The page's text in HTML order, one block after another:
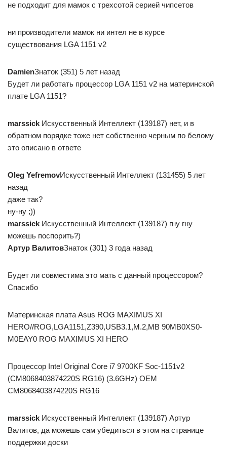
не подходит для мамок с трехсотой серией чипсетов
ни производители мамок ни интел не в курсе
существования LGA 1151 v2
DamienЗнаток (351) 5 лет назад
Будет ли работать процессор LGA 1151 v2 на материнской
плате LGA 1151?
mаrssiсk Искусственный Интеллект (139187) нет, и в
обратном порядке тоже нет собственно черным по белому
это описано в ответе
Oleg YefremovИскусственный Интеллект (131455) 5 лет
назад
даже так?
ну-ну ;))
mаrssiсk Искусственный Интеллект (139187) гну гну
можешь поспорить?)
Артур ВалитовЗнаток (301) 3 года назад
Будет ли совместима это мать с данный процессором?
Спасибо
Материнская плата Asus ROG MAXIMUS XI
HERO//ROG,LGA1151,Z390,USB3.1,M.2,MB 90MB0XS0-
M0EAY0 ROG MAXIMUS XI HERO
Процессор Intel Original Core i7 9700KF Soc-1151v2
(CM8068403874220S RG16) (3.6GHz) OEM
CM8068403874220S RG16
mаrssiсk Искусственный Интеллект (139187) Артур
Валитов, да можешь сам убедиться в этом на странице
поддержки доски